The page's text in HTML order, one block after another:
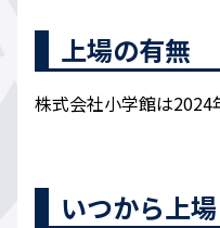
上場の有無
株式会社小学館は2024
いつから上場